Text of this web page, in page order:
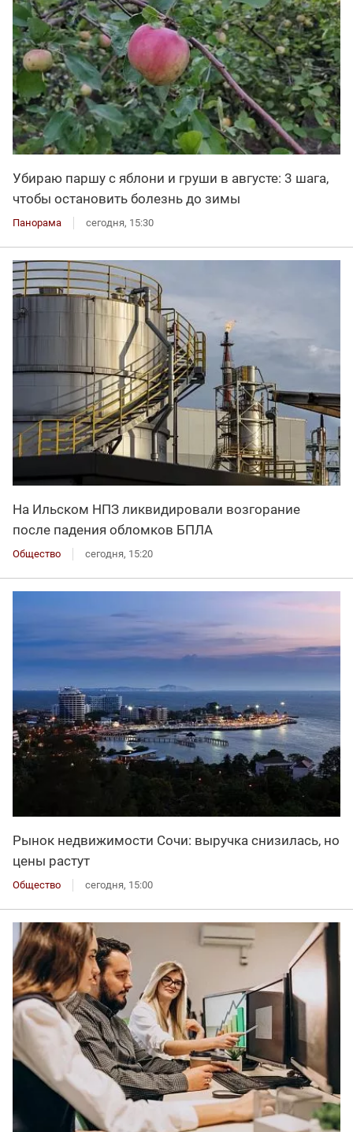
Убираю паршу с яблони и груши в августе: 3 шага,
чтобы остановить болезнь до зимы
Панорама сегодня, 15:30
На Ильском НПЗ ликвидировали возгорание
после падения обломков БПЛА
Общество сегодня, 15:20
Рынок недвижимости Сочи: выручка снизилась, но
цены растут
Общество сегодня, 15:00